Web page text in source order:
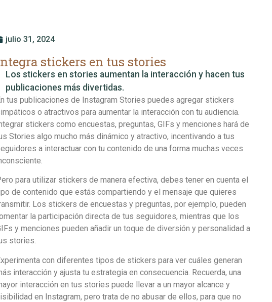
julio 31, 2024
stickers en tus stories
Los stickers en stories aumentan la interacción y hacen tus
publicaciones más divertidas.
tus publicaciones de Instagram Stories puedes agregar stickers
o atractivos para aumentar la interacción con tu audiencia.
stickers como encuestas, preguntas, GIFs y menciones hará de
Stories algo mucho más dinámico y atractivo, incentivando a tus
a interactuar con tu contenido de una forma muchas veces
para utilizar stickers de manera efectiva, debes tener en cuenta el
de contenido que estás compartiendo y el mensaje que quieres
Los stickers de encuestas y preguntas, por ejemplo, pueden
la participación directa de tus seguidores, mientras que los
y menciones pueden añadir un toque de diversión y personalidad a
stories.
con diferentes tipos de stickers para ver cuáles generan
interacción y ajusta tu estrategia en consecuencia. Recuerda, una
interacción en tus stories puede llevar a un mayor alcance y
en Instagram, pero trata de no abusar de ellos, para que no